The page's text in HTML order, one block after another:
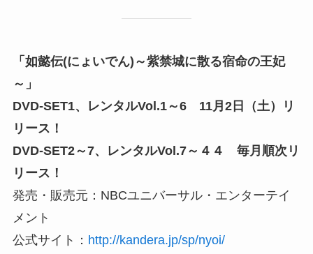
「如懿伝(にょいでん)～紫禁城に散る宿命の王妃
～」
DVD-SET1、レンタルVol.1～6 11月2日（土）リ
リース！
DVD-SET2～7、レンタルVol.7～４４ 毎月順次リ
リース！
発売・販売元：NBCユニバーサル・エンターテイ
メント
公式サイト： http://kandera.jp/sp/nyoi/